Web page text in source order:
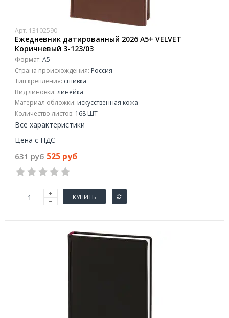
Арт. 13102590
Ежедневник датированный 2026 А5+ VELVET
Коричневый 3-123/03
Формат: А5
Страна происхождения: Россия
Тип крепления: сшивка
Вид линовки: линейка
Материал обложки: искусственная кожа
Количество листов: 168 ШТ
Все характеристики
Цена с НДС
631 руб 525 руб
КУПИТЬ